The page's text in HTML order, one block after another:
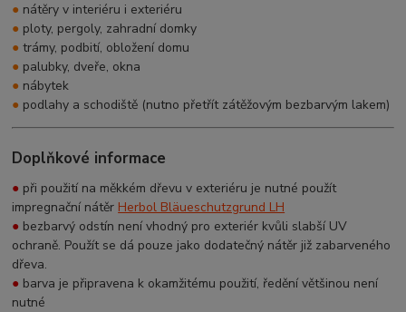
● nátěry v interiéru i exteriéru
● ploty, pergoly, zahradní domky
● trámy, podbití, obložení domu
● palubky, dveře, okna
● nábytek
● podlahy a schodiště (nutno přetřít zátěžovým bezbarvým lakem)
Doplňkové informace
● při použití na měkkém dřevu v exteriéru je nutné použít
impregnační nátěr Herbol Bläueschutzgrund LH
● bezbarvý odstín není vhodný pro exteriér kvůli slabší UV
ochraně. Použít se dá pouze jako dodatečný nátěr již zabarveného
dřeva.
● barva je připravena k okamžitému použití, ředění většinou není
nutné